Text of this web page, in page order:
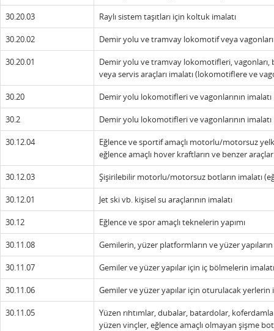
30.20.03 Raylı sistem taşıtları için koltuk imalatı
30.20.02 Demir yolu ve tramvay lokomotif veya
30.20.01
Demir yolu ve tramvay lokomotifleri,
veya servis araçları imalatı (lokomotiflere ve
30.20 Demir yolu lokomotifleri ve vagonlarının imalatı
30.2 Demir yolu lokomotifleri ve vagonlarının imalatı
30.12.04
Eğlence ve sportif amaçlı motorlu/motorsuz
eğlence amaçlı hover kraftların ve benzer
30.12.03 Şişirilebilir motorlu/motorsuz botların imalatı
30.12.01 Jet ski vb. kişisel su araçlarının imalatı
30.12 Eğlence ve spor amaçlı teknelerin yapımı
30.11.08 Gemilerin, yüzer platformların ve yüzer
30.11.07 Gemiler ve yüzer yapılar için iç bölmelerin imalatı
30.11.06 Gemiler ve yüzer yapılar için oturulacak yerlerin
30.11.05
Yüzen rıhtımlar, dubalar, batardolar,
yüzen vinçler, eğlence amaçlı olmayan şişme